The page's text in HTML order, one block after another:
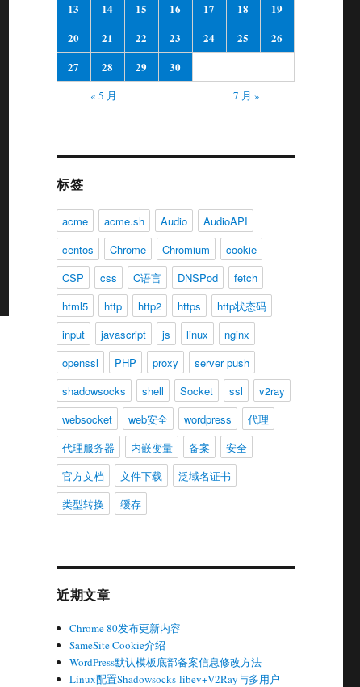
13 14 15 16 17 18
19
20
21 22 23 24 25
26
27
28 29 30
« 5 月 7 月 »
标签
acme acme.sh Audio
AudioAPI
centos
Chrome Chromium
cookie
CSP
css C语言 DNSPod
fetch
html5
http http2 https
http状态码
input
javascript js linux
nginx
openssl
PHP proxy
server push
shadowsocks
shell Socket ssl
v2ray
websocket
web安全 wordpress
代理
代理服务器
内嵌变量 备案
安全
官方文档
文件下载
泛域名证书
类型转换
缓存
近期文章
Chrome 80发布更新内容
SameSite Cookie介绍
WordPress默认模板底部备案信息修改方法
Linux配置Shadowsocks-libev+V2Ray与多用户